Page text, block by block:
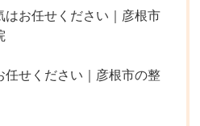
はお任せください｜彦根市
任せください｜彦根市の整